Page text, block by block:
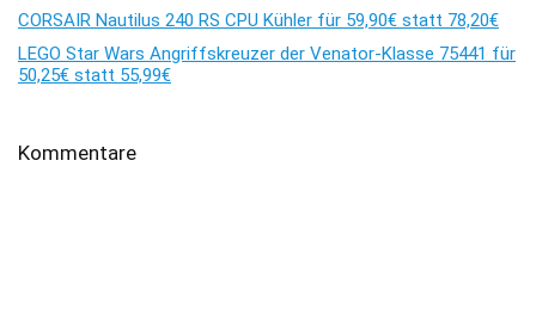
CORSAIR Nautilus 240 RS CPU Kühler für 59,90€ statt 78,20€
LEGO Star Wars Angriffskreuzer der Venator-Klasse 75441 für
50,25€ statt 55,99€
Kommentare